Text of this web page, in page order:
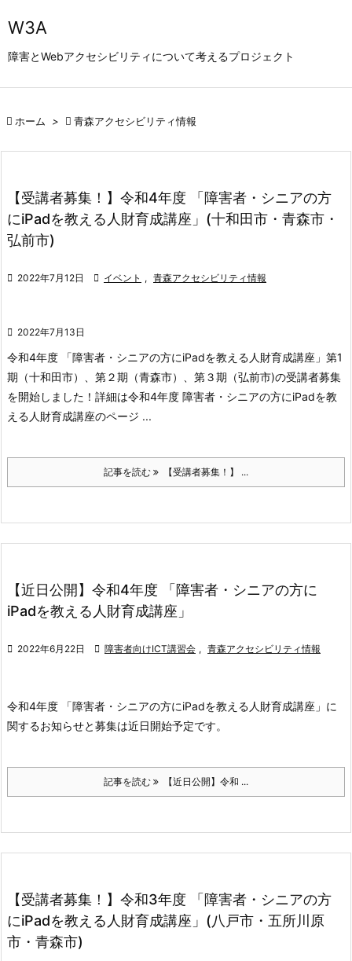
W3A
障害とWebアクセシビリティについて考えるプロジェクト


検索
 ホーム >  青森アクセシビリティ情報
【受講者募集！】令和4年度 「障害者・シニアの方
にiPadを教える人財育成講座」(十和田市・青森市・
弘前市)
 2022年7月12日  イベント , 青森アクセシビリティ情報
 2022年7月13日
令和4年度 「障害者・シニアの方にiPadを教える人財育成講座」第1
期（十和田市）、第２期（青森市）、第３期（弘前市)の受講者募集
を開始しました！ 詳細は令和4年度 障害者・シニアの方にiPadを教
える人財育成講座のページ ...
記事を読む 【受講者募集！】 ...
【近日公開】令和4年度 「障害者・シニアの方に
iPadを教える人財育成講座」
 2022年6月22日  障害者向けICT講習会 , 青森アクセシビリティ情報
令和4年度 「障害者・シニアの方にiPadを教える人財育成講座」に
関するお知らせと募集は近日開始予定です。
記事を読む 【近日公開】令和 ...
【受講者募集！】令和3年度 「障害者・シニアの方
にiPadを教える人財育成講座」(八戸市・五所川原
市・青森市)